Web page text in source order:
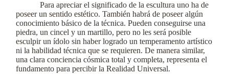
Para apreciar el significado de la escultura uno ha de
poseer un sentido estético. También habrá de poseer algún
conocimiento básico de la técnica. Pueden conseguirse una
piedra, un cincel y un martillo, pero no les será posible
esculpir un ídolo sin haber logrado un temperamento artístico
ni la habilidad técnica que se requieren. De manera similar,
una clara conciencia cósmica total y completa, representa el
fundamento para percibir la Realidad Universal.